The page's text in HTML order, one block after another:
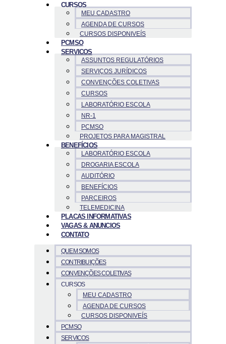
CURSOS
MEU CADASTRO
AGENDA DE CURSOS
CURSOS DISPONIVEÍS
PCMSO
SERVICOS
ASSUNTOS REGULATÓRIOS
SERVIÇOS JURÍDICOS
CONVENÇÕES COLETIVAS
CURSOS
LABORATÓRIO ESCOLA
NR-1
PCMSO
PROJETOS PARA MAGISTRAL
BENEFÍCIOS
LABORATÓRIO ESCOLA
DROGARIA ESCOLA
AUDITÓRIO
BENEFÍCIOS
PARCEIROS
TELEMEDICINA
PLACAS INFORMATIVAS
VAGAS & ANUNCIOS
CONTATO
QUEM SOMOS
CONTRIBUIÇÕES
CONVENÇÕES COLETIVAS
CURSOS
MEU CADASTRO
AGENDA DE CURSOS
CURSOS DISPONIVEÍS
PCMSO
SERVICOS